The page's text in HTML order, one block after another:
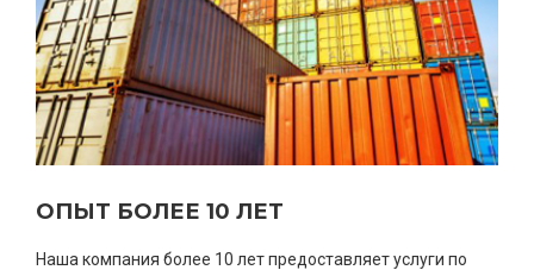
ОПЫТ БОЛЕЕ 10 ЛЕТ
Наша компания более 10 лет предоставляет услуги по